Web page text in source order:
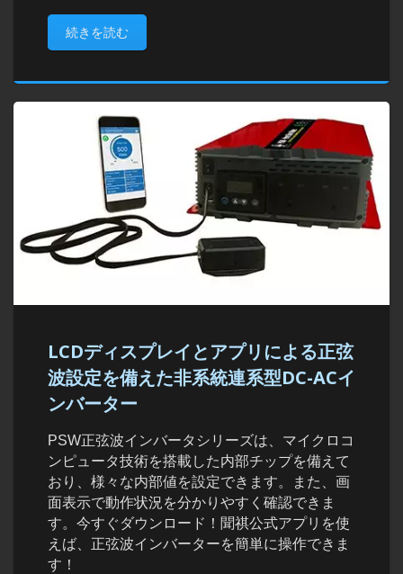
続きを読む
LCDディスプレイとアプリによる正弦
波設定を備えた非系統連系型DC-ACイ
ンバーター
PSW正弦波インバータシリーズは、マイクロコ
ンピュータ技術を搭載した内部チップを備えて
おり、様々な内部値を設定できます。また、画
面表示で動作状況を分かりやすく確認できま
す。今すぐダウンロード！聞祺公式アプリを使
えば、正弦波インバーターを簡単に操作できま
す！